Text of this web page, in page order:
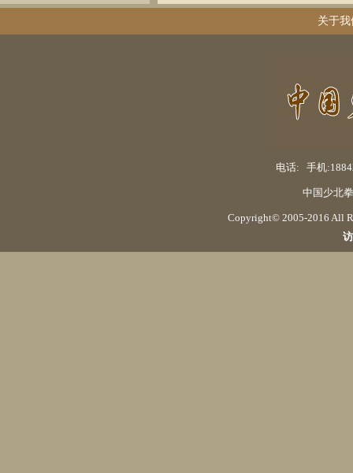
关于我
电话: 手机
中国少北
Copyright© 2005-2016 All